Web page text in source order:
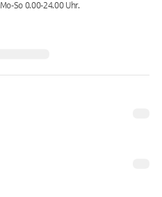
Mo-So 0.00-24.00Uhr.